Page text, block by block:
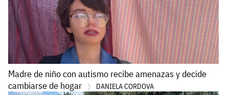
Madre de niño con autismo recibe amenazas y decide
cambiarse de hogar
DANIELA CORDOVA